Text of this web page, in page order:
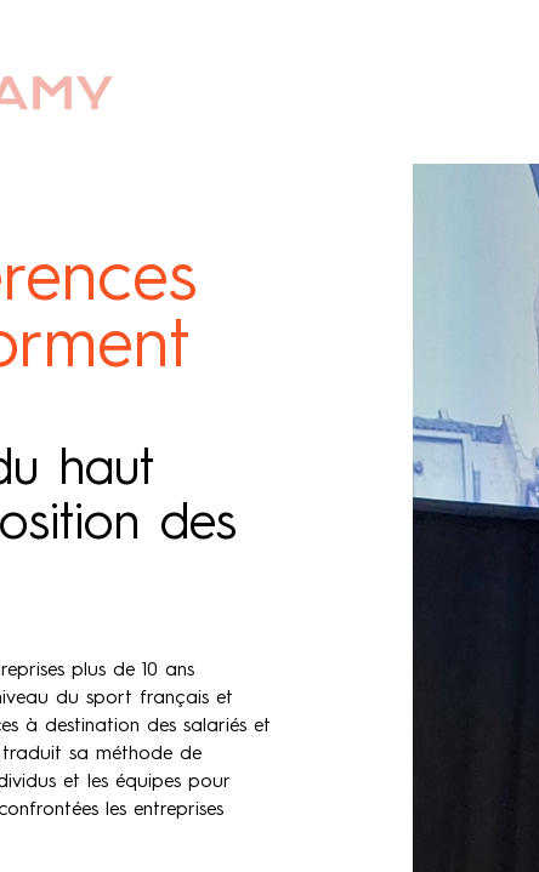
haut
des
plus de 10 ans
du sport français et
à destination des salariés et
sa méthode de
et les équipes pour
les entreprises